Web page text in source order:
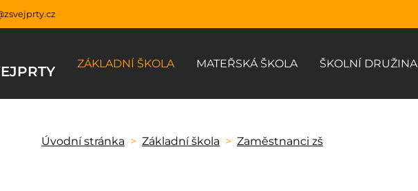
ZÁKLADNÍ ŠKOLA MATEŘSKÁ ŠKOLA ŠKOLNÍ DRUŽINA
Úvodní stránka Základní škola Zaměstnanci zš